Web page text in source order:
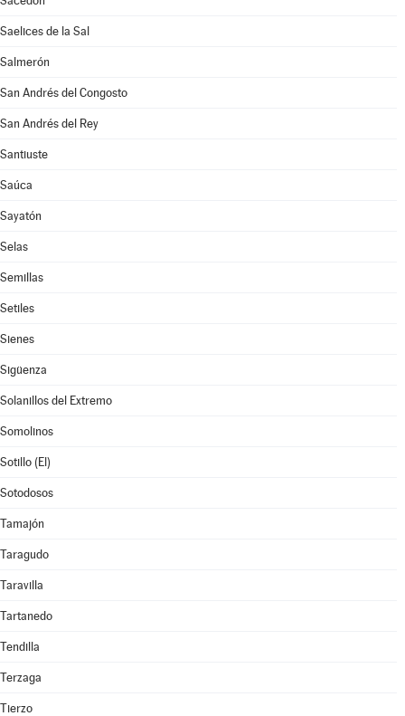
Saelices de la Sal
Salmerón
San Andrés del Congosto
San Andrés del Rey
Santiuste
Saúca
Sayatón
Selas
Semillas
Setiles
Sienes
Sigüenza
Solanillos del Extremo
Somolinos
Sotillo (El)
Sotodosos
Tamajón
Taragudo
Taravilla
Tartanedo
Tendilla
Terzaga
Tierzo